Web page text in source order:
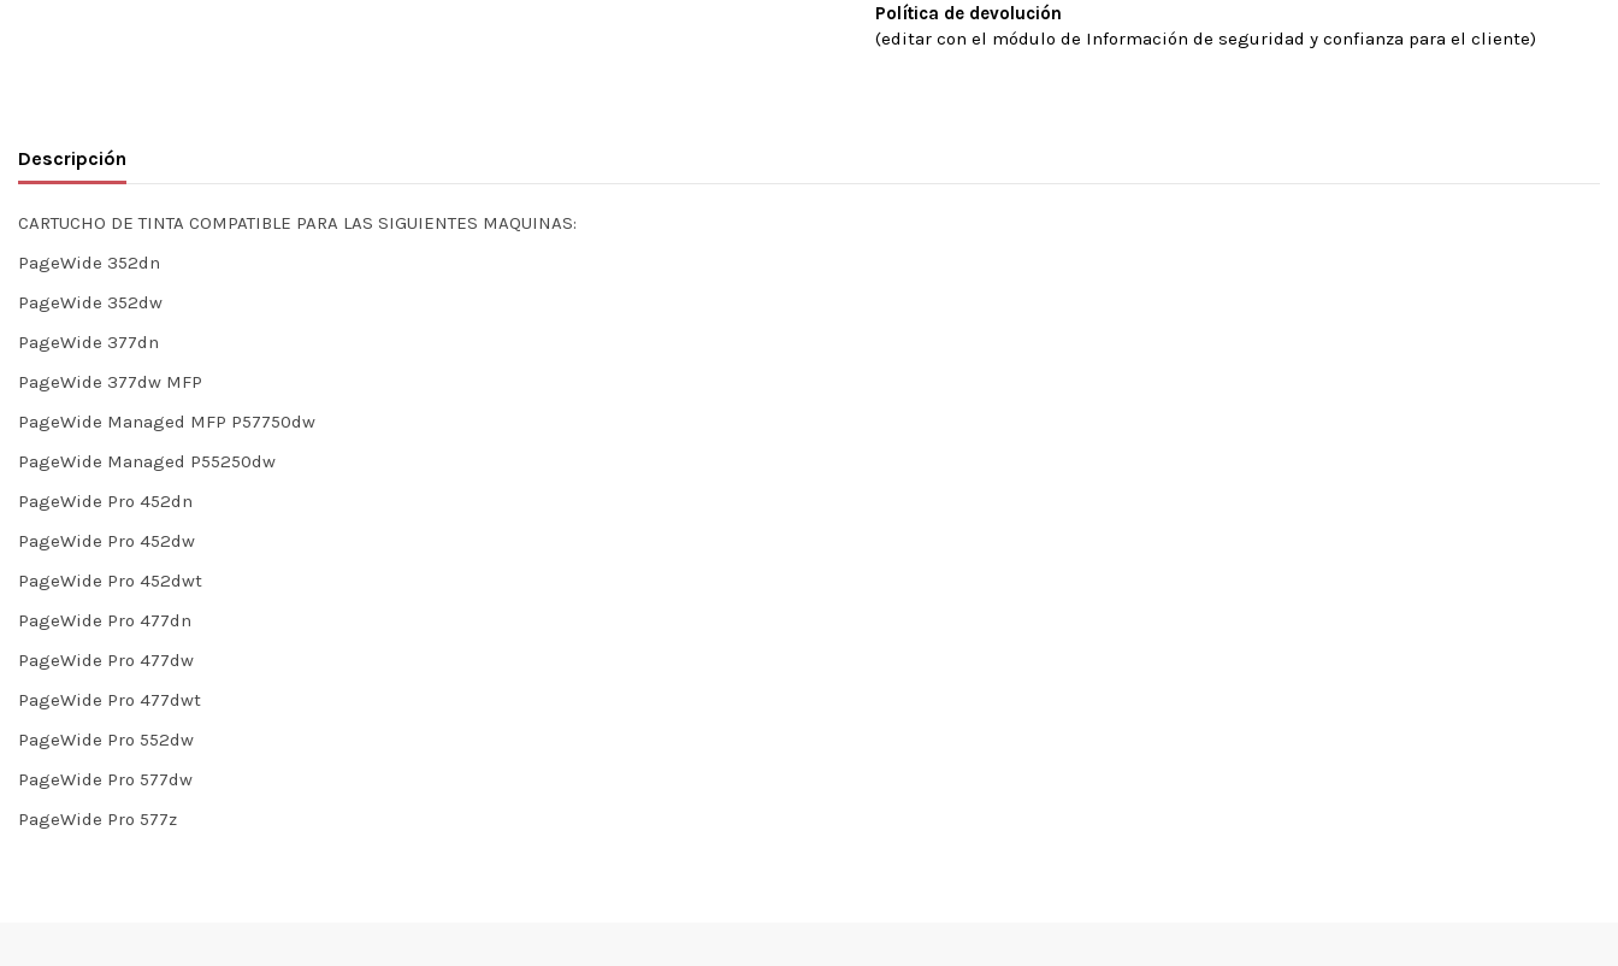
Política de devolución
(editar con el módulo de Información de seguridad y confianza para el cliente)
Descripción
CARTUCHO DE TINTA COMPATIBLE PARA LAS SIGUIENTES MAQUINAS:
PageWide 352dn
PageWide 352dw
PageWide 377dn
PageWide 377dw MFP
PageWide Managed MFP P57750dw
PageWide Managed P55250dw
PageWide Pro 452dn
PageWide Pro 452dw
PageWide Pro 452dwt
PageWide Pro 477dn
PageWide Pro 477dw
PageWide Pro 477dwt
PageWide Pro 552dw
PageWide Pro 577dw
PageWide Pro 577z